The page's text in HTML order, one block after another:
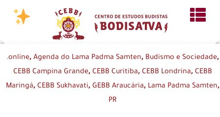
.online, Agenda do Lama Padma Samten, Budismo e Sociedade,
CEBB Campina Grande, CEBB Curitiba, CEBB Londrina, CEBB
Maringá, CEBB Sukhavati, GEBB Araucária, Lama Padma Samten,
PR